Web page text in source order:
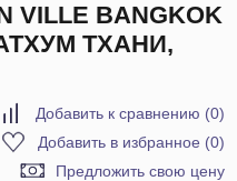
VILLE BANGKOK
ТХАНИ,
Добавить к сравнению (0)
Добавить в избранное (0)
Предложить свою цену